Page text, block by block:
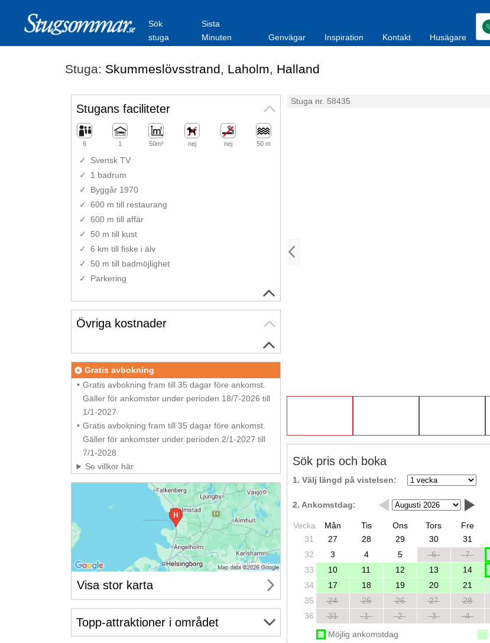
Sök
stuga
Sista
Minuten
Genvägar Inspiration Kontakt Husägare
Stuga: Skummeslövsstrand, Laholm, Halland
Stuga nr. 58435
Sök pris och boka
1. Välj längd på vistelsen:
2. Ankomstdag:
Vecka Mån Tis Ons Tors Fre
31
27 28 29 30 31
32
3 4 5 6 7
33
10 11 12 13 14
34
17 18 19 20 21
35
24 25 26 27 28
36
31 1 2 3 4
Möjlig ankomstdag
Stugans faciliteter
6 1 50m² nej nej 50 m
Svensk TV
1 badrum
Byggår 1970
600 m till restaurang
600 m till affär
50 m till kust
6 km till fiske i älv
50 m till badmöjlighet
Parkering
Övriga kostnader
Gratis avbokning
Gratis avbokning fram till 35 dagar före ankomst.
Gäller för ankomster under perioden 18/7-2026 till
1/1-2027
Gratis avbokning fram till 35 dagar före ankomst.
Gäller för ankomster under perioden 2/1-2027 till
7/1-2028
Se villkor här
Visa stor karta
Topp-attraktioner i området